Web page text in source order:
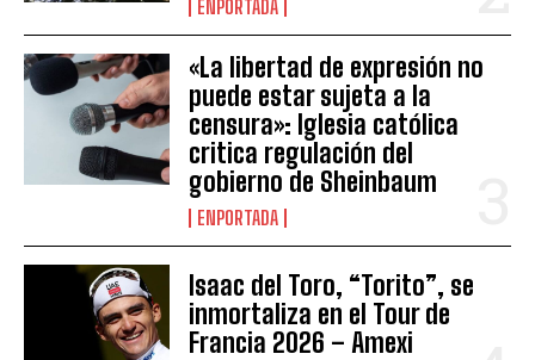
ENPORTADA
«La libertad de expresión no
puede estar sujeta a la
censura»: Iglesia católica
critica regulación del
gobierno de Sheinbaum
ENPORTADA
Isaac del Toro, “Torito”, se
inmortaliza en el Tour de
Francia 2026 – Amexi